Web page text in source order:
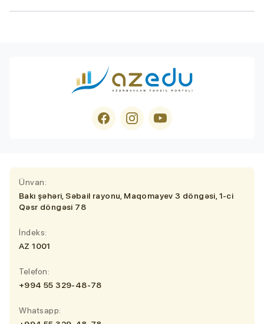
Ünvan:
Bakı şəhəri, Səbail rayonu, Maqomayev 3 döngəsi, 1-ci
Qəsr döngəsi 78
İndeks:
AZ 1001
Telefon:
+994 55 329-48-78
Whatsapp: